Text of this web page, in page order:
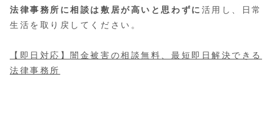
法律事務所に相談は敷居が高いと思わずに 活用し、日常
生活を取り戻してください。
【即日対応】 闇金被害の相談無料
、最短即日解決できる
法律事務所